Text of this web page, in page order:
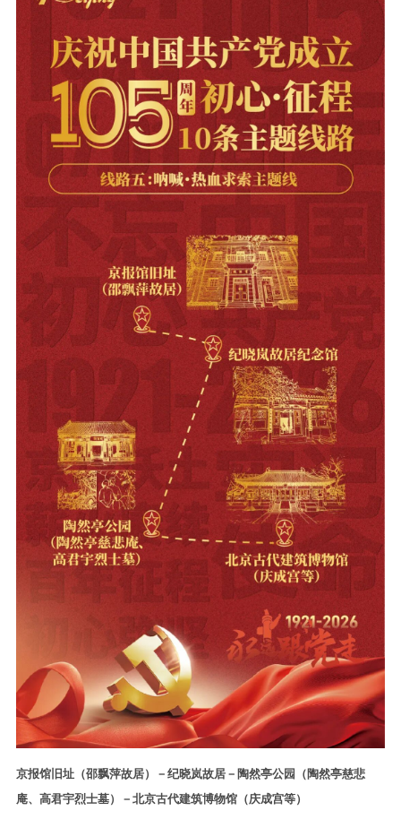
京报馆旧址（邵飘萍故居）－纪晓岚故居－陶然亭公园（陶然亭慈悲
庵、高君宇烈士墓）－北京古代建筑博物馆（庆成宫等）